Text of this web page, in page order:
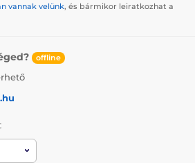
vannak velünk, és bármikor leiratkozhat a
offline